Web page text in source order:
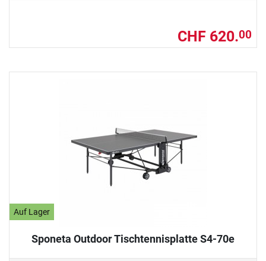
CHF 620.00
Auf Lager
Sponeta Outdoor Tischtennisplatte S4-70e